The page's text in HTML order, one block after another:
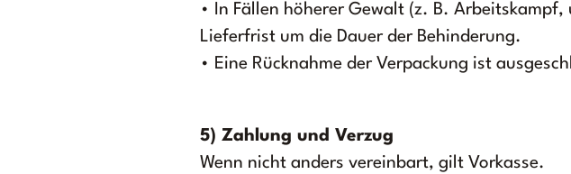
• In Fällen höherer Gewalt (z. B.
Lieferfrist um die Dauer der Behinderung.
• Eine Rücknahme der Verpackung ist
5) Zahlung und Verzug
Wenn nicht anders vereinbart, gilt Vorkasse.